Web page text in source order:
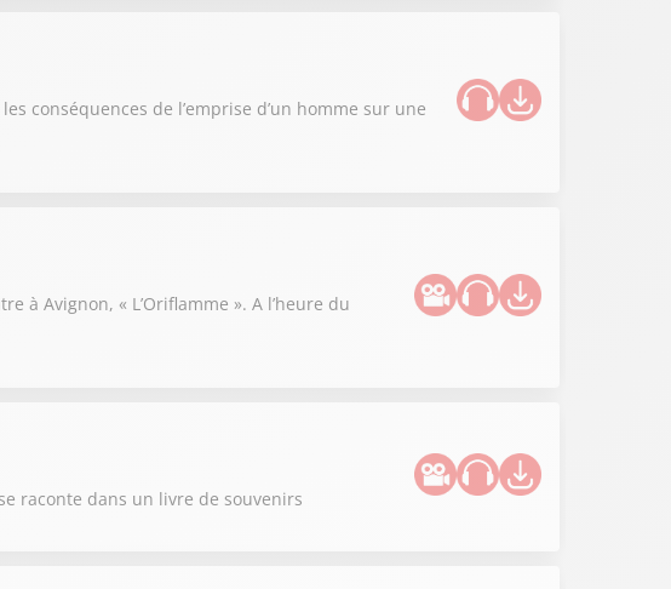
conséquences de l’emprise d’un homme sur une
à Avignon, « L’Oriflamme ». A l’heure du
raconte dans un livre de souvenirs